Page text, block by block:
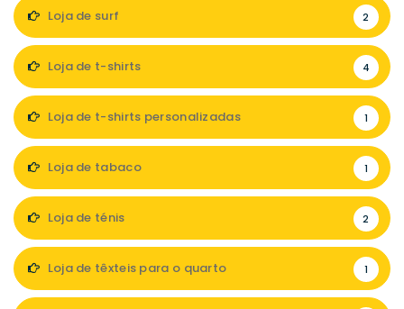
Loja de surf 2
Loja de t-shirts 4
Loja de t-shirts personalizadas 1
Loja de tabaco 1
Loja de ténis 2
Loja de têxteis para o quarto 1